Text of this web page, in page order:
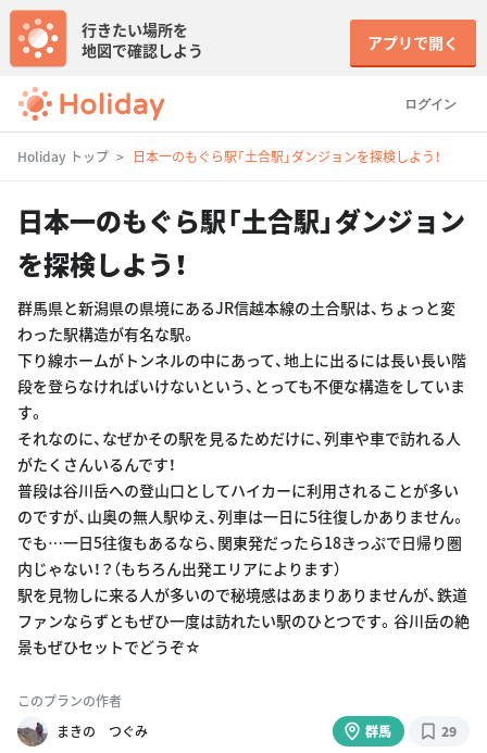
ログイン
行きたい場所を
地図で確認しよう
アプリで開く
Holiday トップ 日本一のもぐら駅「土合駅」ダンジョンを探検しよう！
日本一のもぐら駅「土合駅」ダンジョン
を探検しよう！
群馬県と新潟県の県境にあるJR信越本線の土合駅は、ちょっと変
わった駅構造が有名な駅。
下り線ホームがトンネルの中にあって、地上に出るには長い長い階
段を登らなければいけないという、とっても不便な構造をしていま
す。
それなのに、なぜかその駅を見るためだけに、列車や車で訪れる人
がたくさんいるんです！
普段は谷川岳への登山口としてハイカーに利用されることが多い
のですが、山奥の無人駅ゆえ、列車は一日に5往復しかありません。
でも…一日5往復もあるなら、関東発だったら18きっぷで日帰り圏
内じゃない！？（もちろん出発エリアによります）
駅を見物しに来る人が多いので秘境感はあまりありませんが、鉄道
ファンならずともぜひ一度は訪れたい駅のひとつです。谷川岳の絶
景もぜひセットでどうぞ☆
このプランの作者
まきの つぐみ
群馬 29